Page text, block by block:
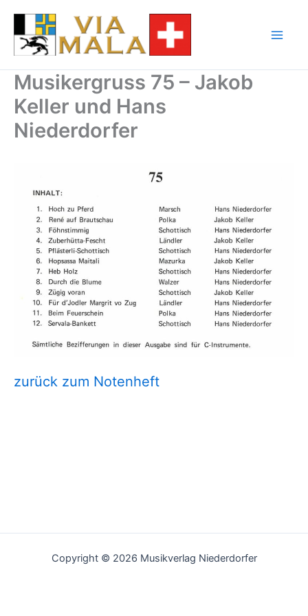
Zum
Inhalt
springen
Musikergruss 75 – Jakob
Keller und Hans
Niederdorfer
zurück zum Notenheft
Copyright © 2026 Musikverlag Niederdorfer